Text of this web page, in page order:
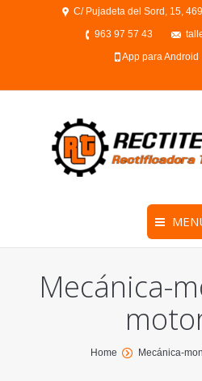
C/ Pujadeta del Sord, 15,
963 97 57 43
App para Android
Mecánica-
Home Mecánica-